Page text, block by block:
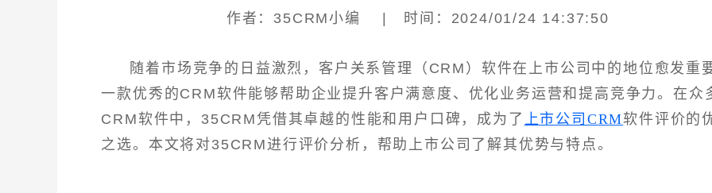
作者：35CRM小编 | 时间：2024/01/24 14:37:50
随着市场竞争的日益激烈，客户关系管理（CRM）软件在上市公司中的地位愈发重
一款优秀的CRM软件能够帮助企业提升客户满意度、优化业务运营和提高竞争力。在众
CRM软件中，35CRM凭借其卓越的性能和用户口碑，成为了
上市公司CRM软件评价的
之选。本文将对35CRM进行评价分析，帮助上市公司了解其优势与特点。